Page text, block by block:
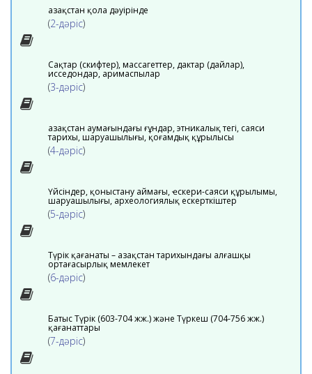
Қазақстан қола дәуірінде
(2-дәріс)
Сақтар (скифтер), массагеттер, дактар (дайлар),
исседондар, аримаспылар
(3-дәріс)
Қазақстан аумағындағы ғұндар, этникалық тегі, саяси
тарихы, шаруашылығы, қоғамдық құрылысы
(4-дәріс)
Үйсіндер, қоныстану аймағы, ҽскери-саяси құрылымы,
шаруашылығы, археологиялық ескерткіштер
(5-дәріс)
Түрік қағанаты – Қазақстан тарихындағы алғашқы
ортағасырлық мемлекет
(6-дәріс)
Батыс Түрік (603-704 жж.) және Түркеш (704-756 жж.)
қағанаттары
(7-дәріс)